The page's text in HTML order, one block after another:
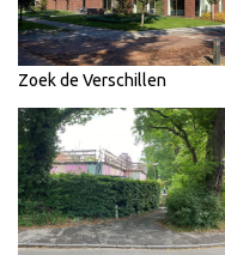
Zoek de Verschillen